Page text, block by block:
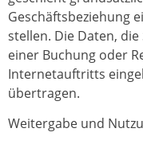
Geschäftsbeziehung
stellen. Die Daten,
einer Buchung oder
Internetauftritts
übertragen.
Weitergabe und